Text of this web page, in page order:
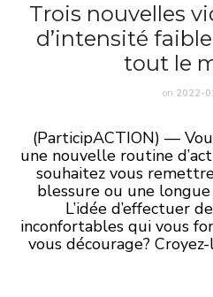
Trois nouvelles
d’intensité
tout le
on 2022-
(ParticipACTION) —
une nouvelle routine
souhaitez vous
blessure ou une
L’idée d’effectuer
inconfortables qui vous
vous décourage?